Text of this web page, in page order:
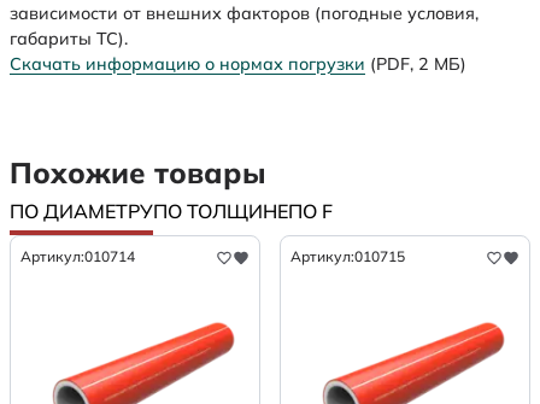
зависимости от внешних факторов (погодные условия,
габариты ТС).
Скачать информацию о нормах погрузки (PDF, 2 МБ)
Похожие товары
ПО ДИАМЕТРУПО ТОЛЩИНЕПО F
Артикул:010714 Артикул:010715